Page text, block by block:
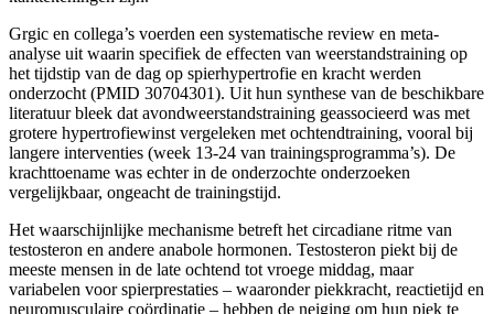
Grgic en collega’s voerden een systematische review en meta-
analyse uit waarin specifiek de effecten van weerstandstraining op
het tijdstip van de dag op spierhypertrofie en kracht werden
onderzocht (PMID 30704301). Uit hun synthese van de beschikbare
literatuur bleek dat avondweerstandstraining geassocieerd was met
grotere hypertrofiewinst vergeleken met ochtendtraining, vooral bij
langere interventies (week 13-24 van trainingsprogramma’s). De
krachttoename was echter in de onderzochte onderzoeken
vergelijkbaar, ongeacht de trainingstijd.
Het waarschijnlijke mechanisme betreft het circadiane ritme van
testosteron en andere anabole hormonen. Testosteron piekt bij de
meeste mensen in de late ochtend tot vroege middag, maar
variabelen voor spierprestaties – waaronder piekkracht, reactietijd en
neuromusculaire coördinatie – hebben de neiging om hun piek te